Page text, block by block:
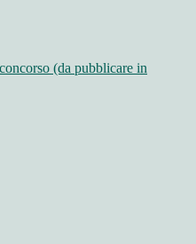
(da pubblicare in